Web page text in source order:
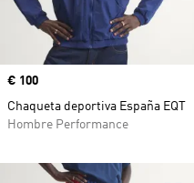
Precio
€ 100
Chaqueta deportiva España EQT
Hombre Performance